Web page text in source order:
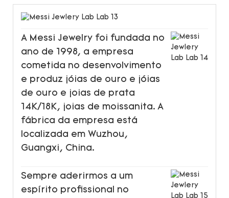
A Messi Jewelry foi fundada no
ano de 1998, a empresa
cometida no desenvolvimento
e produz jóias de ouro e jóias
de ouro e joias de prata
14K/18K, joias de moissanita. A
fábrica da empresa está
localizada em Wuzhou,
Guangxi, China.
Sempre aderirmos a um
espírito profissional no